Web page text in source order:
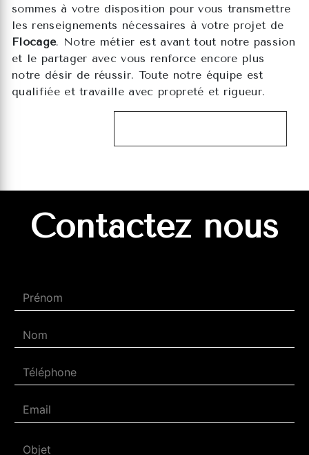
sommes à votre disposition pour vous transmettre
les renseignements nécessaires à votre projet de
Flocage. Notre métier est avant tout notre passion
et le partager avec vous renforce encore plus
notre désir de réussir. Toute notre équipe est
qualifiée et travaille avec propreté et rigueur.
Contactez nous